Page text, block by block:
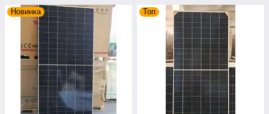
Новинка Топ